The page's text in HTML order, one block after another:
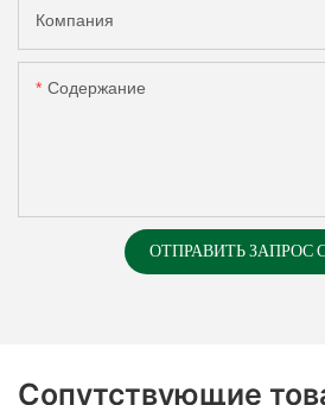
Компания
Содержание
ОТПРАВИТЬ ЗАПРОС
Сопутствующие